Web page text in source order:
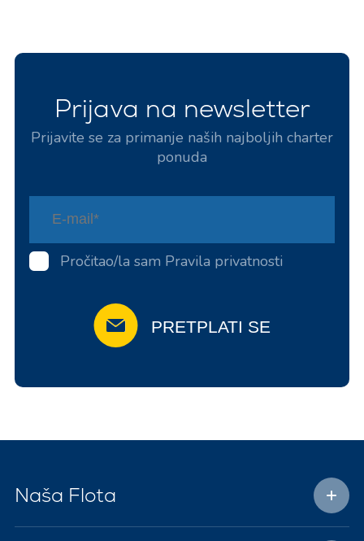
Prijava na newsletter
Prijavite se za primanje naših najboljih charter
ponuda
Pročitao/la sam Pravila privatnosti
PRETPLATI SE
Naša Flota